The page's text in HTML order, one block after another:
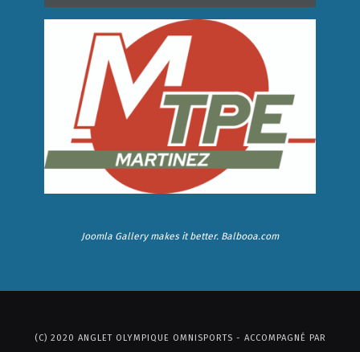
Joomla Gallerymakes it better. Balbooa.com
(C) 2020 ANGLET OLYMPIQUE OMNISPORTS - ACCOMPAGNÉ PAR